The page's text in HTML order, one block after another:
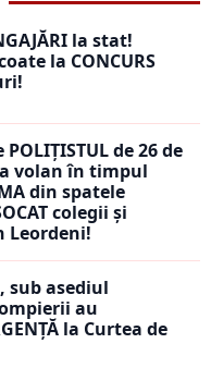
la stat!
la CONCURS
POLIȚISTUL de 26 de
volan în timpul
din spatele
colegii și
Leordeni!
sub asediul
au
la Curtea de